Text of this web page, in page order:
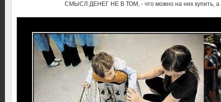
СМЫСЛ ДЕНЕГ НЕ В ТОМ, - что можно на них купить, а